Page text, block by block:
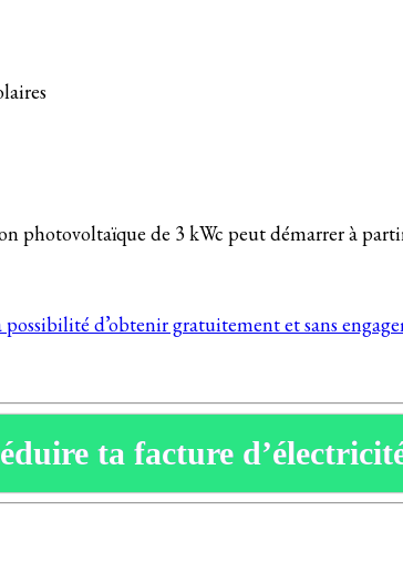
photovoltaïque de 3 kWc peut démarrer à
possibilité d’obtenir gratuitement et sans
ta facture